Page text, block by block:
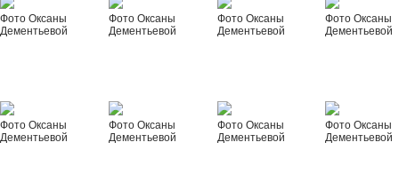
Фото Оксаны
Дементьевой
Фото Оксаны
Дементьевой
Фото Оксаны
Дементьевой
Фото Оксаны
Дементьевой
Фото Оксаны
Дементьевой
Фото Оксаны
Дементьевой
Фото Оксаны
Дементьевой
Фото Оксаны
Дементьевой